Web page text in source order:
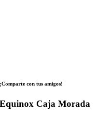
¡Comparte con tus amigos!
Equinox Caja Morada